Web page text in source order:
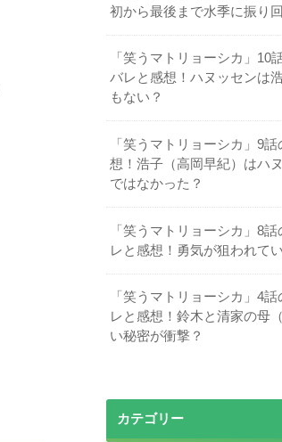
初から最後まで水季に振り
「笑うマトリョーシカ」10
バレと感想！ハヌッセンは
もない？
「笑うマトリョーシカ」9
想！浩子（高岡早紀）はハ
ではなかった？
「笑うマトリョーシカ」8
レと感想！勇気が狙われて
「笑うマトリョーシカ」4
レと感想！鈴木と清家の母
い秘密が衝撃？
カテゴリー